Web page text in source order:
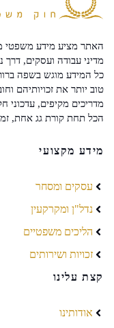
האתר מציע מידע משפטי
מדיני עבודה ועסקים, דרך
כל המידע מוגש בשפה
טוב יותר את זכויותיהם
מדריכים מקיפים, עדכוני
הכל תחת קורת גג אחת,
מידע מקצועי
עסקים ומסחר
נדל"ן ומקרקעין
הליכים משפטיים
זכויות ושירותים
קצת עלינו
אודותינו